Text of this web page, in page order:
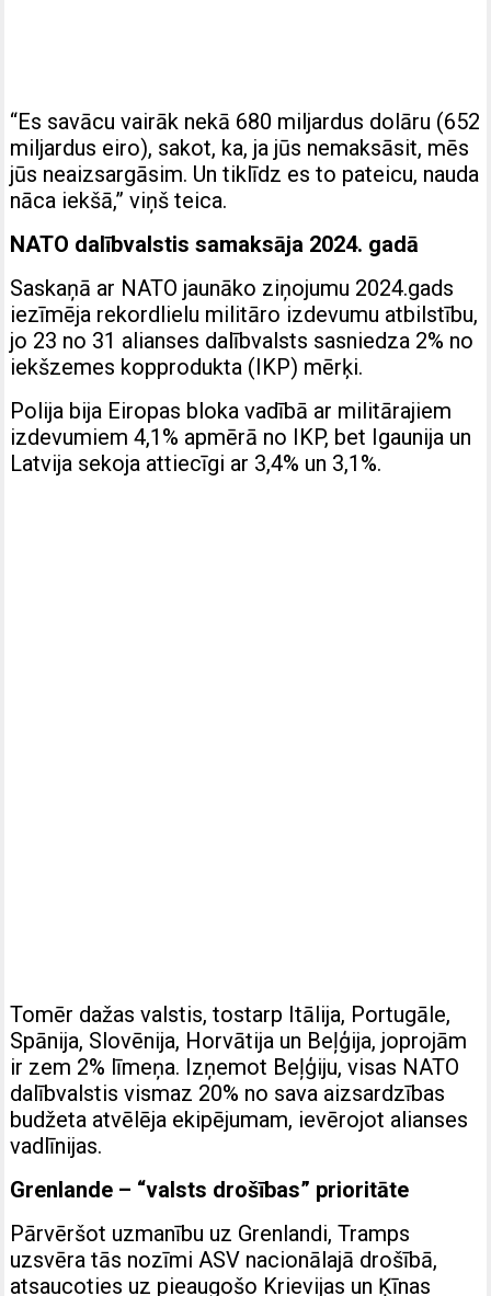
“Es savācu vairāk nekā 680 miljardus dolāru (652
miljardus eiro), sakot, ka, ja jūs nemaksāsit, mēs
jūs neaizsargāsim. Un tiklīdz es to pateicu, nauda
nāca iekšā,” viņš teica.
NATO dalībvalstis samaksāja 2024. gadā
Saskaņā ar NATO jaunāko ziņojumu 2024.gads
iezīmēja rekordlielu militāro izdevumu atbilstību,
jo 23 no 31 alianses dalībvalsts sasniedza 2% no
iekšzemes kopprodukta (IKP) mērķi.
Polija bija Eiropas bloka vadībā ar militārajiem
izdevumiem 4,1% apmērā no IKP, bet Igaunija un
Latvija sekoja attiecīgi ar 3,4% un 3,1%.
Tomēr dažas valstis, tostarp Itālija, Portugāle,
Spānija, Slovēnija, Horvātija un Beļģija, joprojām
ir zem 2% līmeņa. Izņemot Beļģiju, visas NATO
dalībvalstis vismaz 20% no sava aizsardzības
budžeta atvēlēja ekipējumam, ievērojot alianses
vadlīnijas.
Grenlande – “valsts drošības” prioritāte
Pārvēršot uzmanību uz Grenlandi, Tramps
uzsvēra tās nozīmi ASV nacionālajā drošībā,
atsaucoties uz pieaugošo Krievijas un Ķīnas